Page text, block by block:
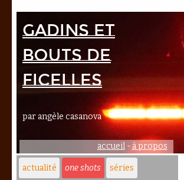
Gadins et
bouts de
ficelles
par angèle casanova
accueil-à propos
actualité one shots séries